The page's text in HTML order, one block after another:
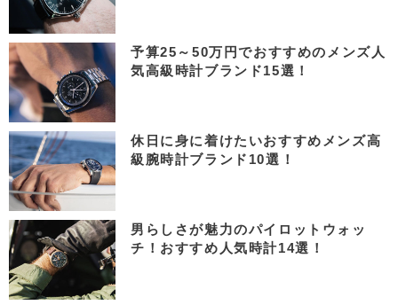
予算25～50万円でおすすめのメンズ人
気高級時計ブランド15選！
休日に身に着けたいおすすめメンズ高
級腕時計ブランド10選！
男らしさが魅力のパイロットウォッ
チ！おすすめ人気時計14選！